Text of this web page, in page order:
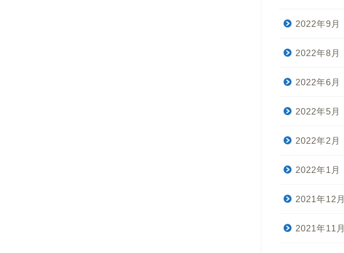
2022年9月
2022年8月
2022年6月
2022年5月
2022年2月
2022年1月
2021年12月
2021年11月